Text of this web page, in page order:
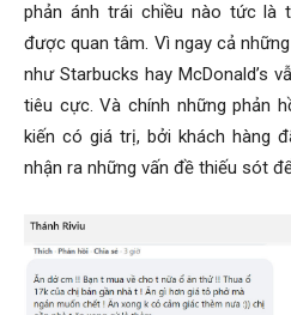
phản ánh trái chiều nào tức là
được quan tâm. Vì ngay cả
như Starbucks hay McDonald’s
tiêu cực. Và chính những phản
kiến có giá trị, bởi khách hàng
nhận ra những vấn đề thiếu sót